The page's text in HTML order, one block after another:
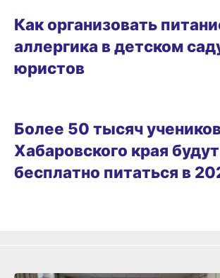
Как организовать
аллергика в детском
юристов
Более 50 тысяч
Хабаровского края будут
бесплатно питаться в